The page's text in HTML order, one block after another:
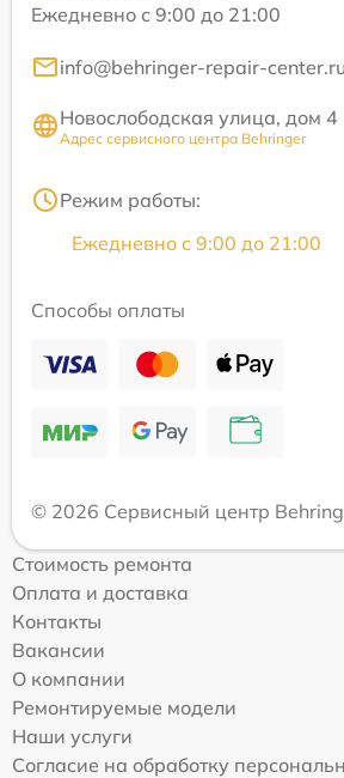
Ежедневно с 9:00 до 21:00
info@behringer-repair-center.ru
Новослободская улица, дом 4
Адрес сервисного центра Behringer
Режим работы:
Ежедневно с 9:00 до 21:00
Способы оплаты
© 2026 Сервисный центр
Стоимость ремонта
Оплата и доставка
Контакты
Вакансии
О компании
Ремонтируемые модели
Наши услуги
Согласие на обработку